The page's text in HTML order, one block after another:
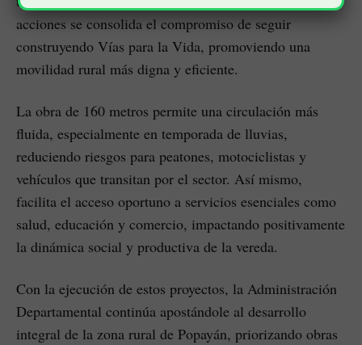
acciones se consolida el compromiso de seguir
construyendo Vías para la Vida, promoviendo una
movilidad rural más digna y eficiente.
La obra de 160 metros permite una circulación más
fluida, especialmente en temporada de lluvias,
reduciendo riesgos para peatones, motociclistas y
vehículos que transitan por el sector. Así mismo,
facilita el acceso oportuno a servicios esenciales como
salud, educación y comercio, impactando positivamente
la dinámica social y productiva de la vereda.
Con la ejecución de estos proyectos, la Administración
Departamental continúa apostándole al desarrollo
integral de la zona rural de Popayán, priorizando obras